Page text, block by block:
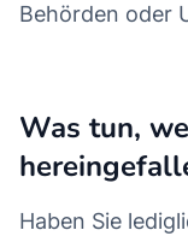
Behörden oder
Was tun,
Haben Sie